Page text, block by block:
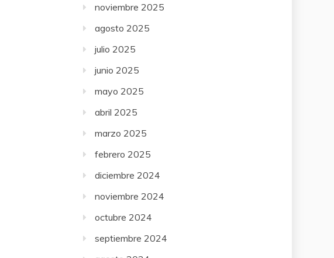
noviembre 2025
agosto 2025
julio 2025
junio 2025
mayo 2025
abril 2025
marzo 2025
febrero 2025
diciembre 2024
noviembre 2024
octubre 2024
septiembre 2024